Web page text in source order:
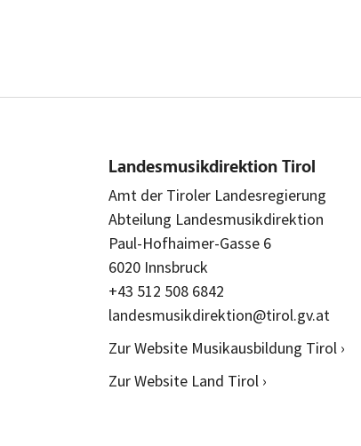
Landesmusikdirektion Tirol
Amt der Tiroler Landesregierung
Abteilung Landesmusikdirektion
Paul-Hofhaimer-Gasse 6
6020 Innsbruck
+43 512 508 6842
landesmusikdirektion@tirol.gv.at
Zur Website Musikausbildung Tirol ›
Zur Website Land Tirol ›